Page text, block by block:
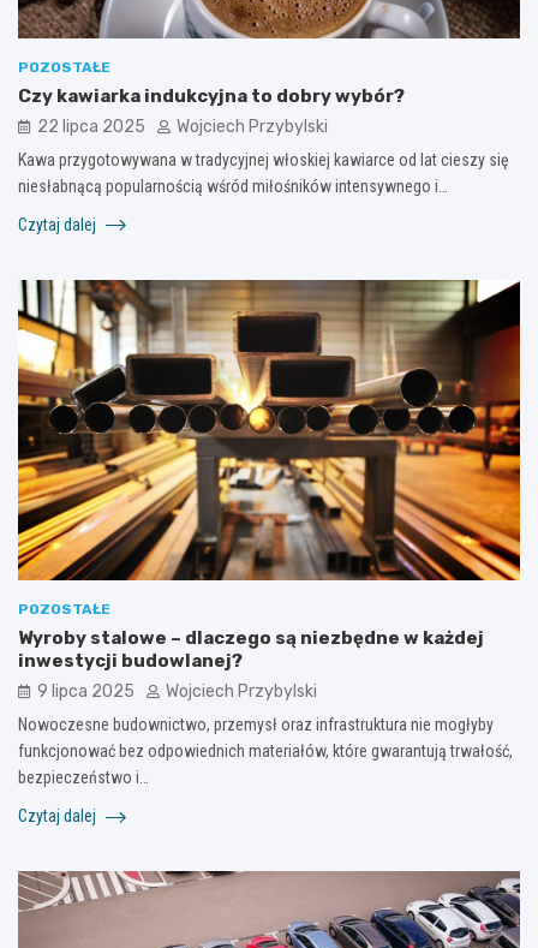
POZOSTAŁE
Czy kawiarka indukcyjna to dobry wybór?
22 lipca 2025 Wojciech Przybylski
Kawa przygotowywana w tradycyjnej włoskiej kawiarce od lat cieszy się
niesłabnącą popularnością wśród miłośników intensywnego i…
Czytaj dalej
POZOSTAŁE
Wyroby stalowe – dlaczego są niezbędne w każdej
inwestycji budowlanej?
9 lipca 2025 Wojciech Przybylski
Nowoczesne budownictwo, przemysł oraz infrastruktura nie mogłyby
funkcjonować bez odpowiednich materiałów, które gwarantują trwałość,
bezpieczeństwo i…
Czytaj dalej